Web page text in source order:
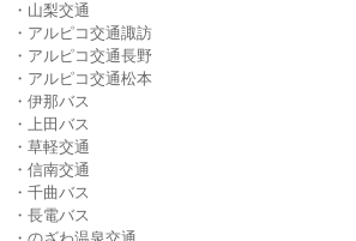
・山梨交通
・アルピコ交通諏訪
・アルピコ交通長野
・アルピコ交通松本
・伊那バス
・上田バス
・草軽交通
・信南交通
・千曲バス
・長電バス